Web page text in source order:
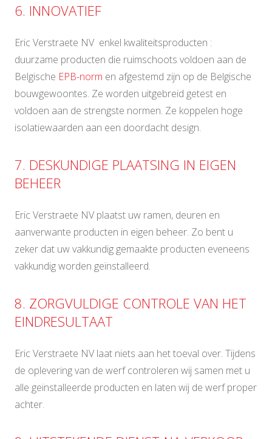
6. INNOVATIEF
Eric Verstraete NV enkel kwaliteitsproducten :
duurzame producten die ruimschoots voldoen aan de
Belgische EPB-norm en afgestemd zijn op de Belgische
bouwgewoontes. Ze worden uitgebreid getest en
voldoen aan de strengste normen. Ze koppelen hoge
isolatiewaarden aan een doordacht design.
7. DESKUNDIGE PLAATSING IN EIGEN
BEHEER
Eric Verstraete NV plaatst uw ramen, deuren en
aanverwante producten in eigen beheer. Zo bent u
zeker dat uw vakkundig gemaakte producten eveneens
vakkundig worden geïnstalleerd.
8. ZORGVULDIGE CONTROLE VAN HET
EINDRESULTAAT
Eric Verstraete NV laat niets aan het toeval over. Tijdens
de oplevering van de werf controleren wij samen met u
alle geïnstalleerde producten en laten wij de werf proper
achter.